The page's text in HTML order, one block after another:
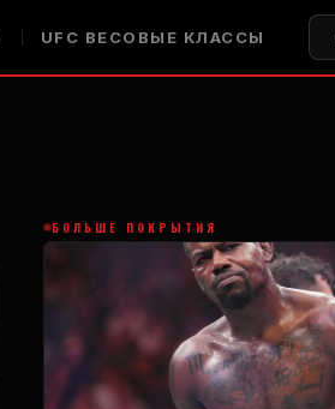
UFC ВЕСОВЫЕ КЛАССЫ
БОЛЬШЕ ПОКРЫТИЯ